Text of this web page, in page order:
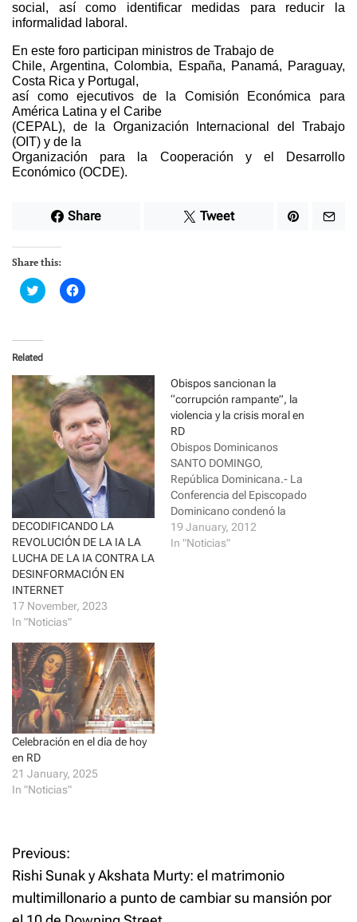
social, así como identificar medidas para reducir la
informalidad laboral.
En este foro participan ministros de Trabajo de
Chile, Argentina, Colombia, España, Panamá, Paraguay,
Costa Rica y Portugal,
así como ejecutivos de la Comisión Económica para
América Latina y el Caribe
(CEPAL), de la Organización Internacional del Trabajo
(OIT) y de la
Organización para la Cooperación y el Desarrollo
Económico (OCDE).
Share Tweet
Share this:
C
l
t
o
s
a
r
e
o
n
T
w
t
t
e
O
p
e
n
s
i
n
n
w
w
i
n
d
o
w
)
C
l
a
r
e
o
n
F
a
c
e
b
o
o
k
(
O
p
e
n
s
i
n
e
i
n
d
o
w
Related
DECODIFICANDO LA
REVOLUCIÓN DE LA IA LA
LUCHA DE LA IA CONTRA LA
DESINFORMACIÓN EN
INTERNET
17 November, 2023
In "Noticias"
Obispos sancionan la
“corrupción rampante”, la
violencia y la crisis moral en
RD
Obispos Dominicanos
SANTO DOMINGO,
República Dominicana.- La
Conferencia del Episcopado
Dominicano condenó la
corrupción rampante, la
crisis moral y humana, y la
19 January, 2012
In "Noticias"
Celebración en el día de hoy
en RD
21 January, 2025
In "Noticias"
P
o
Previous:
Rishi Sunak y Akshata Murty: el matrimonio
multimillonario a punto de cambiar su mansión por